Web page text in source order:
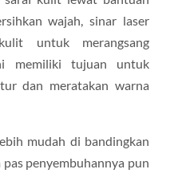
wajah, sinar laser
untuk merangsang
memiliki tujuan untuk
dan meratakan warna
mudah di bandingkan
penyembuhannya pun